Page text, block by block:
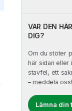
VAR DEN
DIG?
Om du stöter
här sidan eller
stavfel, ett
– meddela oss!
Lämna din